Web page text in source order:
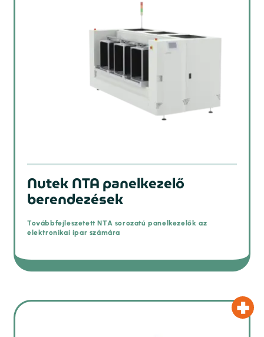
Nutek NTA panelkezelő
berendezések
Továbbfejleszetett NTA sorozatú panelkezelők az
elektronikai ipar számára